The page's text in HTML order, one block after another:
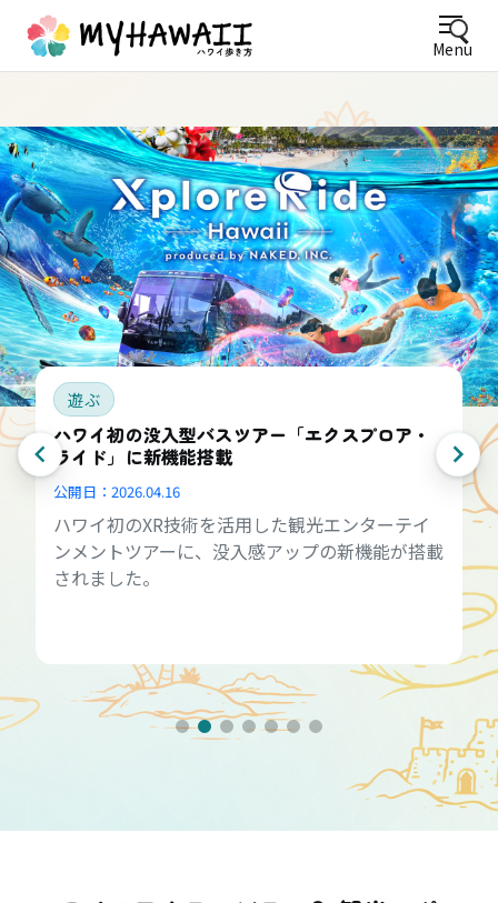
Menu
遊ぶ
ハワイ初の没入型バスツアー「エクスプロア・
ライド」に新機能搭載
公開日： 2026.04.16
ハワイ初のXR技術を活用した観光エンターテイ
ンメントツアーに、没入感アップの新機能が搭載
されました。